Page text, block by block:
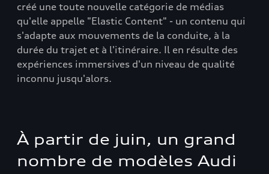
créé une toute nouvelle catégorie de médias
qu'elle appelle "Elastic Content" - un contenu qui
s'adapte aux mouvements de la conduite, à la
durée du trajet et à l'itinéraire. Il en résulte des
expériences immersives d'un niveau de qualité
inconnu jusqu'alors.
À partir de juin, un grand
nombre de modèles Audi